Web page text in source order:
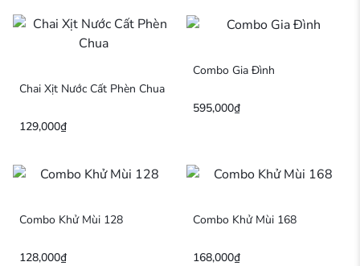
Chai Xịt Nước Cất Phèn Chua
129,000₫
Combo Gia Đình
595,000₫
Combo Khử Mùi 128
128,000₫
Combo Khử Mùi 168
168,000₫